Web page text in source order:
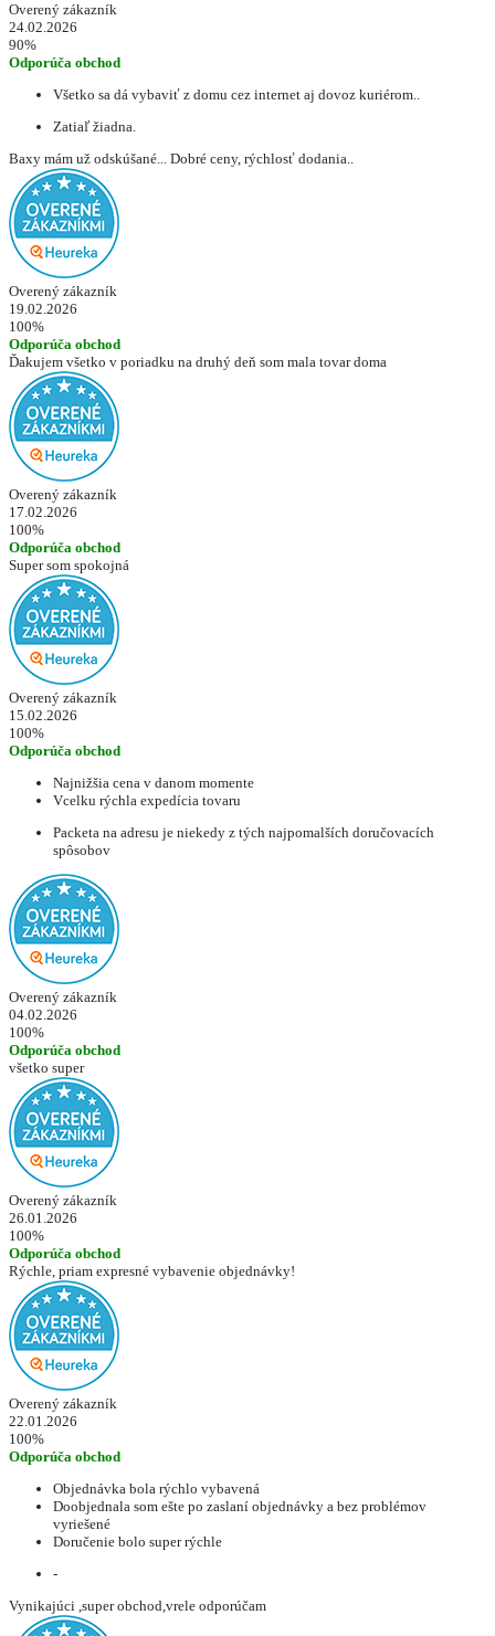
Overený zákazník
24.02.2026
90%
Odporúča obchod
Všetko sa dá vybaviť z domu cez internet aj dovoz kuriérom..
Zatiaľ žiadna.
Baxy mám už odskúšané... Dobré ceny, rýchlosť dodania..
Overený zákazník
19.02.2026
100%
Odporúča obchod
Ďakujem všetko v poriadku na druhý deň som mala tovar doma
Overený zákazník
17.02.2026
100%
Odporúča obchod
Super som spokojná
Overený zákazník
15.02.2026
100%
Odporúča obchod
Najnižšia cena v danom momente
Vcelku rýchla expedícia tovaru
Packeta na adresu je niekedy z tých najpomalších doručovacích
spôsobov
Overený zákazník
04.02.2026
100%
Odporúča obchod
všetko super
Overený zákazník
26.01.2026
100%
Odporúča obchod
Rýchle, priam expresné vybavenie objednávky!
Overený zákazník
22.01.2026
100%
Odporúča obchod
Objednávka bola rýchlo vybavená
Doobjednala som ešte po zaslaní objednávky a bez problémov
vyriešené
Doručenie bolo super rýchle
-
Vynikajúci ,super obchod,vrele odporúčam